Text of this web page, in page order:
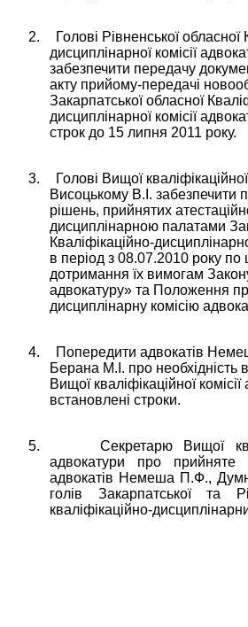
2.
Голові Рівненської обласної
дисциплінарної комісії
забезпечити передачу
акту прийому-передачі
Закарпатської обласної
дисциплінарної комісії
строк до 15 липня 2011 року.
3.
Голові Вищої
Висоцькому В.І. забезпечити
рішень, прийнятих
дисциплінарною палатами
Кваліфікаційно-
в період з 08.07.2010 року
дотримання їх вимогам
адвокатуру» та Положення
дисциплінарну комісію
4.
Попередити адвокатів
Берана М.І. про необхідність
Вищої кваліфікаційної
встановлені строки.
5.
Секретарю Вищої
адвокатури про прийняте
адвокатів Немеша П.Ф.,
голів Закарпатської та
кваліфікаційно-